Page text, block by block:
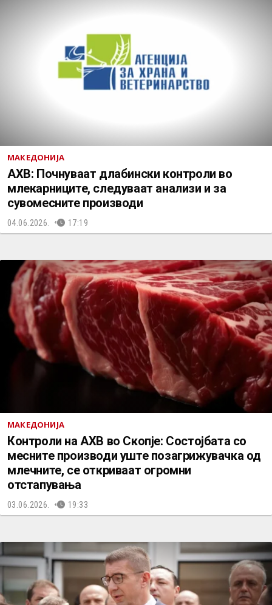
МАКЕДОНИЈА
АХВ: Почнуваат длабински контроли во
млекарниците, следуваат анализи и за
сувомесните производи
04.06.2026. 17:19
МАКЕДОНИЈА
Контроли на АХВ во Скопје: Состојбата со
месните производи уште позагрижувачка од
млечните, се откриваат огромни
отстапувања
03.06.2026. 19:33